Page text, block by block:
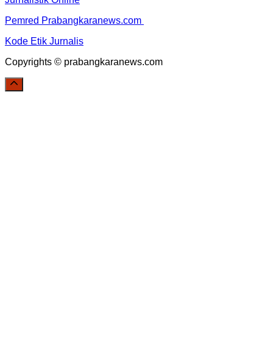
Pemred Prabangkaranews.com
Kode Etik Jurnalis
Copyrights © prabangkaranews.com